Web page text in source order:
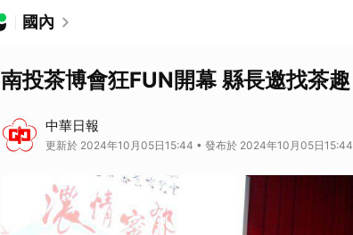
國內
南投茶博會狂FUN開幕 縣長邀找茶趣
中華日報
更新於 2024年10月05日15:44 • 發布於 2024年10月05日15:44